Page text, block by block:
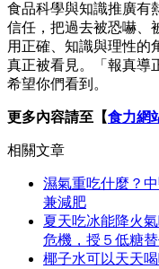
食品科學與知識推廣有
信任，把過去被恐嚇、
用正確、知識與理性的
真正被看見。「報真導
希望你們看到。
更多內容請至【食力網
相關文章
濕氣重吃什麼？
兼減肥
夏天吃冰能降火
危機，授５低糖
椰子水可以天天